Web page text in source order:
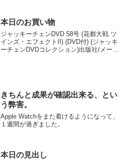
本日のお買い物
ジャッキーチェンDVD 58号 (花都大戦 ツ
インズ・エフェクトII) (DVD付) (ジャッキ
ーチェンDVDコレクション)出版社/メーカ
きちんと成果が確認出来る、とい
う弊害。
Apple Watchをまた着けるようになって、
１週間が過ぎました。
本日の見出し